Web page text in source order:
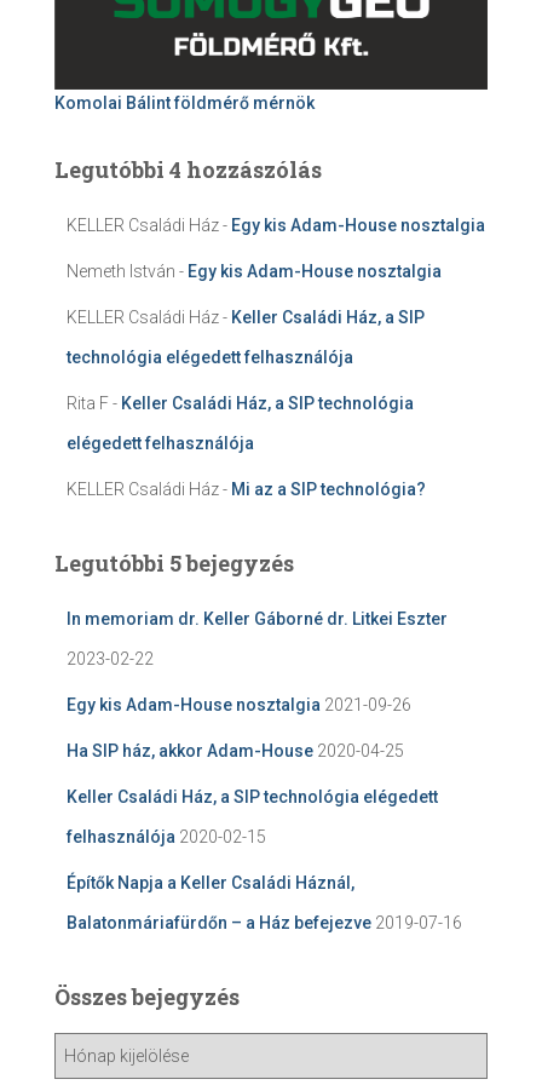
Komolai Bálint földmérő mérnök
Legutóbbi 4 hozzászólás
KELLER Családi Ház- Egy kis Adam-House nosztalgia
Nemeth István - Egy kis Adam-House nosztalgia
KELLER Családi Ház- Keller Családi Ház, a SIP
technológia elégedett felhasználója
Rita F- Keller Családi Ház, a SIP technológia
elégedett felhasználója
KELLER Családi Ház- Mi az a SIP technológia?
Legutóbbi 5 bejegyzés
In memoriam dr. Keller Gáborné dr. Litkei Eszter
2023-02-22
Egy kis Adam-House nosztalgia 2021-09-26
Ha SIP ház, akkor Adam-House 2020-04-25
Keller Családi Ház, a SIP technológia elégedett
felhasználója 2020-02-15
Építők Napja a Keller Családi Háznál,
Balatonmáriafürdőn – a Ház befejezve 2019-07-16
Összes bejegyzés